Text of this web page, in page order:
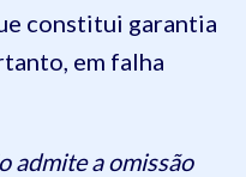
constitui garantia
em falha
admite a omissão